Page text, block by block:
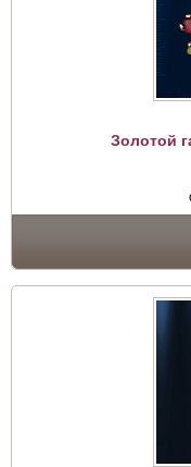
Золотой